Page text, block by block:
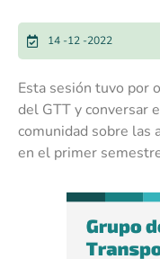
14 -12 -2022
Esta sesión tuvo por
del GTT y conversar
comunidad sobre las
en el primer